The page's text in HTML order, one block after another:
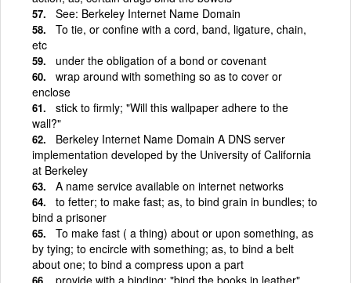
See: Berkeley Internet Name Domain
To tie, or confine with a cord, band, ligature, chain,
etc
under the obligation of a bond or covenant
wrap around with something so as to cover or
enclose
stick to firmly; "Will this wallpaper adhere to the
wall?"
Berkeley Internet Name Domain A DNS server
implementation developed by the University of California
at Berkeley
A name service available on internet networks
to fetter; to make fast; as, to bind grain in bundles; to
bind a prisoner
To make fast ( a thing) about or upon something, as
by tying; to encircle with something; as, to bind a belt
about one; to bind a compress upon a part
provide with a binding; "bind the books in leather"